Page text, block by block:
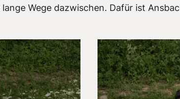
Wege dazwischen. Dafür ist